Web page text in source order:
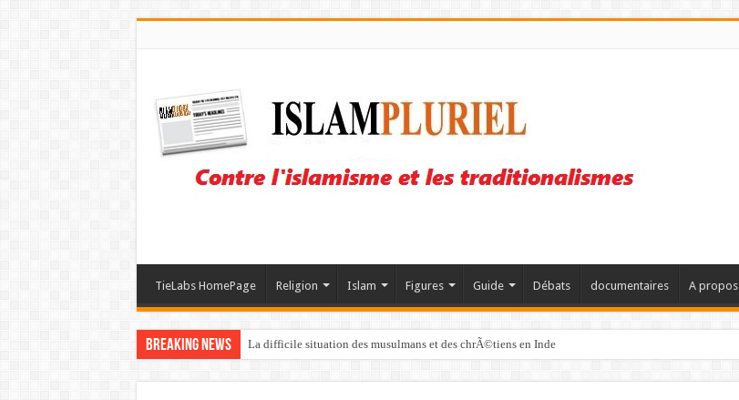
TieLabs HomePage Religion Islam Figures Guide Débats documentaires A propos
Breaking News La difficile situation des musulmans et des chrÃ©tiens en Inde